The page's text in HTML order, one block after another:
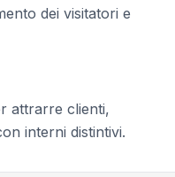
dei visitatori e
attrarre clienti,
interni distintivi.